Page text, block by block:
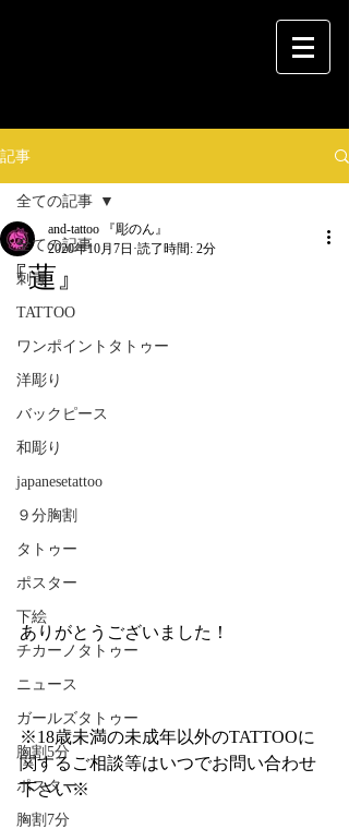
記事
全ての記事
刺青
TATTOO
ワンポイントタトゥー
洋彫り
バックピース
和彫り
japanesetattoo
９分胸割
タトゥー
ポスター
下絵
チカーノタトゥー
ニュース
ガールズタトゥー
胸割5分
ポスター
胸割7分
全ての記事
『蓮』
and-tattoo 『彫のん』
2020年10月7日 読了時間: 2分
ありがとうございました！
※18歳未満の未成年以外のTATTOOに
関するご相談等はいつでお問い合わせ
下さい※